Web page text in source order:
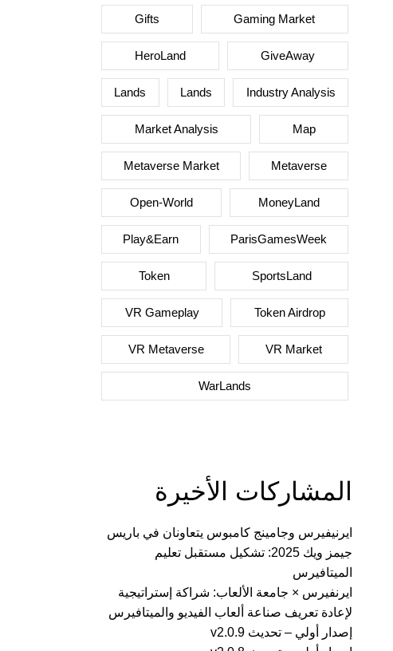
Gaming Market
Gifts
GiveAway
HeroLand
Industry Analysis
Lands
Lands
Map
Market Analysis
Metaverse
Metaverse Market
MoneyLand
Open-World
ParisGamesWeek
Play&Earn
SportsLand
Token
Token Airdrop
VR Gameplay
VR Market
VR Metaverse
WarLands
المشاركات الأخيرة
ايرنيفيرس وجامينج كامبوس يتعاونان في باريس
جيمز ويك 2025: تشكيل مستقبل تعليم
الميتافيرس
ايرنفيرس × جامعة الألعاب: شراكة إستراتيجية
لإعادة تعريف صناعة ألعاب الفيديو والميتافيرس
إصدار أولي – تحديث v2.0.9